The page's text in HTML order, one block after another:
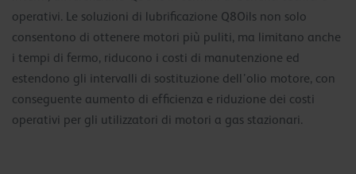
operativi. Le soluzioni di lubrificazione Q8Oils non solo
consentono di ottenere motori più puliti, ma limitano anche
i tempi di fermo, riducono i costi di manutenzione ed
estendono gli intervalli di sostituzione dell’olio motore, con
conseguente aumento di efficienza e riduzione dei costi
operativi per gli utilizzatori di motori a gas stazionari.